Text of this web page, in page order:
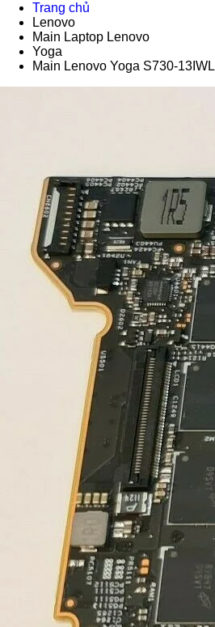
Trang chủ
Lenovo
Main Laptop Lenovo
Yoga
Main Lenovo Yoga S730-13IWL